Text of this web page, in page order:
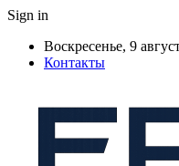
Sign in
Воскресенье, 9
Контакты